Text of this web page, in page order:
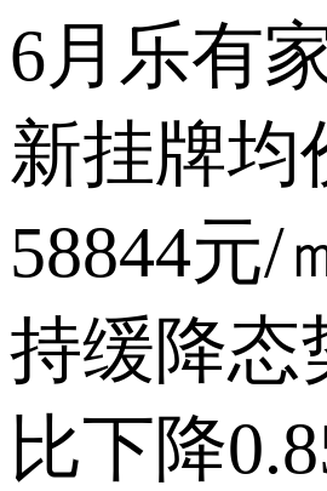
6月乐有
新挂牌均
58844元/
持缓降态
比下降